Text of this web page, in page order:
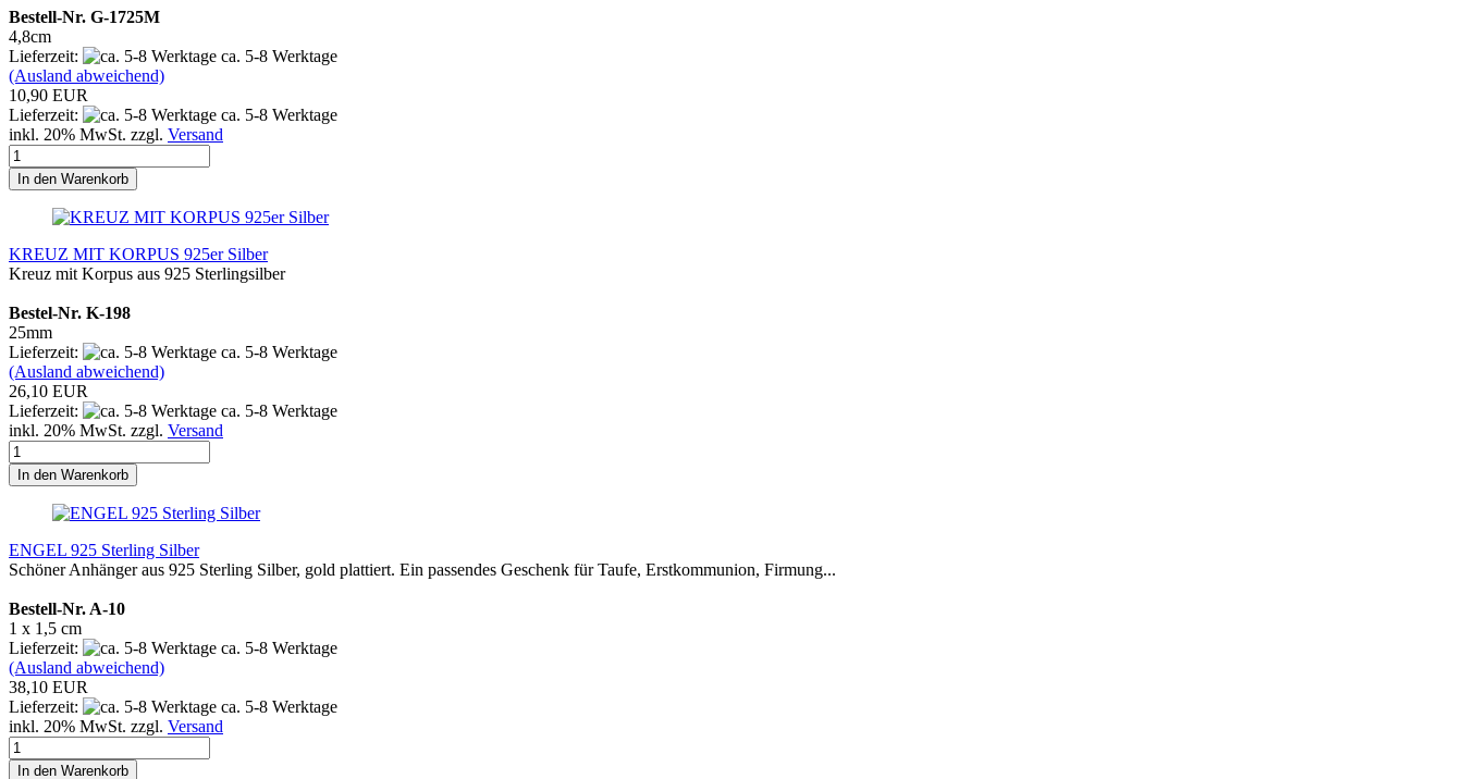
Bestell-Nr. G-1725M
4,8cm
Lieferzeit:
ca. 5-8 Werktage
(Ausland abweichend)
10,90 EUR
Lieferzeit:
ca. 5-8 Werktage
inkl. 20% MwSt. zzgl. Versand
In den Warenkorb
KREUZ MIT KORPUS 925er Silber
Kreuz mit Korpus aus 925 Sterlingsilber
Bestel-Nr. K-198
25mm
Lieferzeit:
ca. 5-8 Werktage
(Ausland abweichend)
26,10 EUR
Lieferzeit:
ca. 5-8 Werktage
inkl. 20% MwSt. zzgl. Versand
In den Warenkorb
ENGEL 925 Sterling Silber
Schöner Anhänger aus 925 Sterling Silber, gold plattiert. Ein passendes Geschenk für Taufe, Erstkommunion, Firmung...
Bestell-Nr. A-10
1 x 1,5 cm
Lieferzeit:
ca. 5-8 Werktage
(Ausland abweichend)
38,10 EUR
Lieferzeit:
ca. 5-8 Werktage
inkl. 20% MwSt. zzgl. Versand
In den Warenkorb